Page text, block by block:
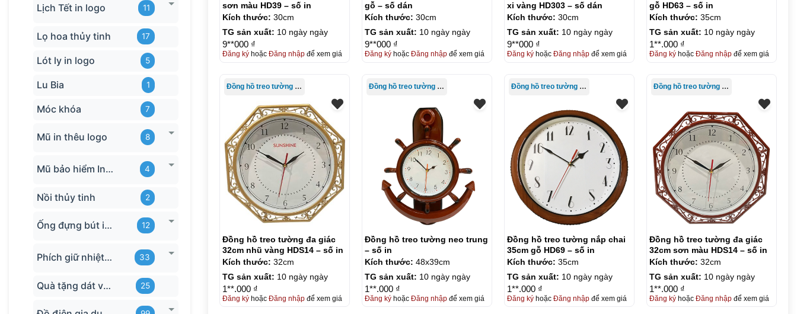
Lịch Tết in logo 11
Lọ hoa thủy tinh 17
Lót ly in logo 5
Lu Bia 1
Móc khóa 7
Mũ in thêu logo 8
Mũ bảo hiểm In logo 4
Nồi thủy tinh 2
Ống đựng bút in logo 12
Phích giữ nhiệt quà tặng 33
Quà tặng dát vàng 25
sơn màu HD39 – số in
Kích thước: 30cm
TG sản xuất: 10 ngày ngày
9**000 ₫
Đăng kýhoặc Đăng nhậpđể xem giá
gỗ – số dán
Kích thước: 30cm
TG sản xuất: 10 ngày ngày
9**000 ₫
Đăng kýhoặc Đăng nhậpđể xem giá
xi vàng HD303 – số dán
Kích thước: 30cm
TG sản xuất: 10 ngày ngày
9**000 ₫
Đăng kýhoặc Đăng nhậpđể xem giá
gỗ HD63 – số in
Kích thước: 35cm
TG sản xuất: 10 ngày ngày
1**.000 ₫
Đăng kýhoặc Đăng nhậpđể xem giá
Đồng hồ treo tường giá rẻ
Đồng hồ treo tường đa giác
32cm nhũ vàng HDS14 – số in
Kích thước: 32cm
TG sản xuất: 10 ngày ngày
1**.000 ₫
Đăng kýhoặc Đăng nhậpđể xem giá
Đồng hồ treo tường giá rẻ
Đồng hồ treo tường neo trung
– số in
Kích thước: 48x39cm
TG sản xuất: 10 ngày ngày
1**.000 ₫
Đăng kýhoặc Đăng nhậpđể xem giá
Đồng hồ treo tường giá rẻ
Đồng hồ treo tường nắp chai
35cm gỗ HD69 – số in
Kích thước: 35cm
TG sản xuất: 10 ngày ngày
1**.000 ₫
Đăng kýhoặc Đăng nhậpđể xem giá
Đồng hồ treo tường giá rẻ
Đồng hồ treo tường đa giác
32cm sơn màu HDS14 – số in
Kích thước: 32cm
TG sản xuất: 10 ngày ngày
1**.000 ₫
Đăng kýhoặc Đăng nhậpđể xem giá